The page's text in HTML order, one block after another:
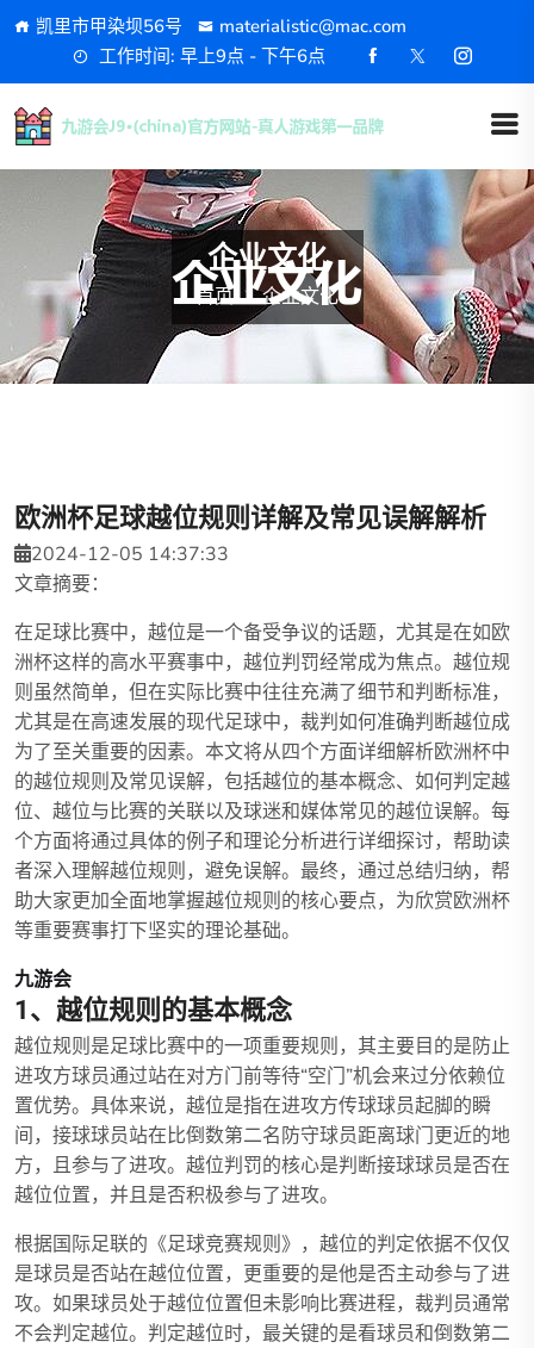
凯里市甲染坝56号
materialistic@mac.com
工作时间: 早上9点 - 下午6点
企业文化
首页 企业文化
欧洲杯足球越位规则详解及常见误解解析
2024-12-05 14:37:33
文章摘要：
在足球比赛中，越位是一个备受争议的话题，尤其是在如欧
洲杯这样的高水平赛事中，越位判罚经常成为焦点。越位规
则虽然简单，但在实际比赛中往往充满了细节和判断标准，
尤其是在高速发展的现代足球中，裁判如何准确判断越位成
为了至关重要的因素。本文将从四个方面详细解析欧洲杯中
的越位规则及常见误解，包括越位的基本概念、如何判定越
位、越位与比赛的关联以及球迷和媒体常见的越位误解。每
个方面将通过具体的例子和理论分析进行详细探讨，帮助读
者深入理解越位规则，避免误解。最终，通过总结归纳，帮
助大家更加全面地掌握越位规则的核心要点，为欣赏欧洲杯
等重要赛事打下坚实的理论基础。
九游会
1、越位规则的基本概念
越位规则是足球比赛中的一项重要规则，其主要目的是防止
进攻方球员通过站在对方门前等待“空门”机会来过分依赖位
置优势。具体来说，越位是指在进攻方传球球员起脚的瞬
间，接球球员站在比倒数第二名防守球员距离球门更近的地
方，且参与了进攻。越位判罚的核心是判断接球球员是否在
越位位置，并且是否积极参与了进攻。
根据国际足联的《足球竞赛规则》，越位的判定依据不仅仅
是球员是否站在越位位置，更重要的是他是否主动参与了进
攻。如果球员处于越位位置但未影响比赛进程，裁判员通常
不会判定越位。判定越位时，最关键的是看球员和倒数第二